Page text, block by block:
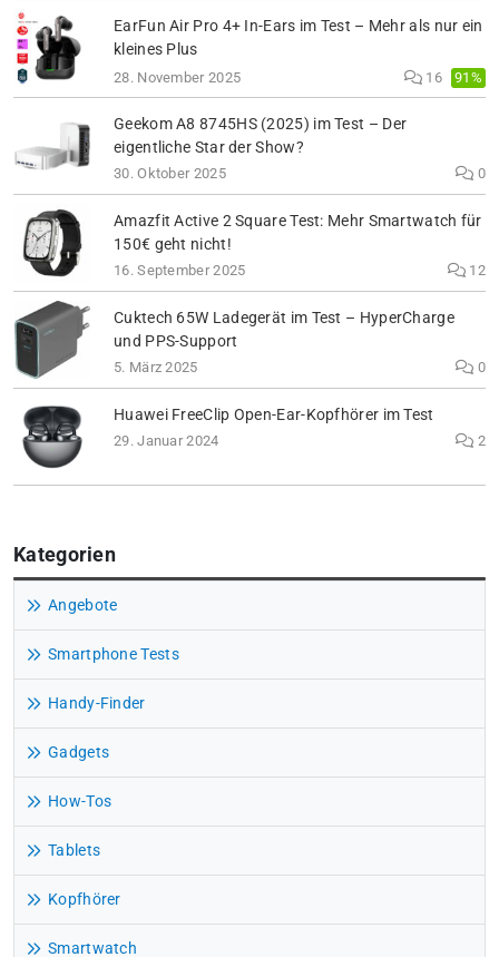
EarFun Air Pro 4+ In-Ears im Test – Mehr als nur ein
kleines Plus
28. November 2025 16 91%
Geekom A8 8745HS (2025) im Test – Der
eigentliche Star der Show?
30. Oktober 2025 0
Amazfit Active 2 Square Test: Mehr Smartwatch für
150€ geht nicht!
16. September 2025 12
Cuktech 65W Ladegerät im Test – HyperCharge
und PPS-Support
5. März 2025 0
Huawei FreeClip Open-Ear-Kopfhörer im Test
29. Januar 2024 2
Kategorien
Angebote
Smartphone Tests
Handy-Finder
Gadgets
How-Tos
Tablets
Kopfhörer
Smartwatch